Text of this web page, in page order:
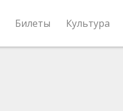
Билеты Культура